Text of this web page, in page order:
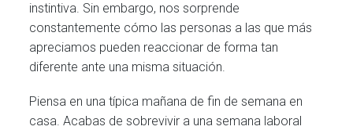
instintiva. Sin embargo, nos sorprende
constantemente cómo las personas a las que más
apreciamos pueden reaccionar de forma tan
diferente ante una misma situación.
Piensa en una típica mañana de fin de semana en
casa. Acabas de sobrevivir a una semana laboral